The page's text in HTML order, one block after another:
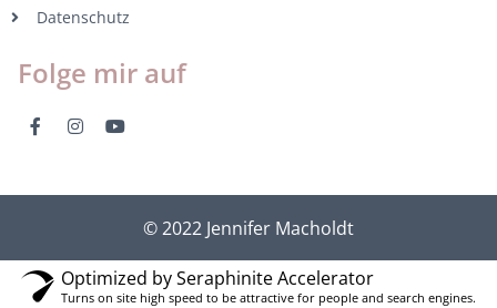
Datenschutz
Folge mir auf
© 2022 Jennifer Macholdt
Optimized by Seraphinite Accelerator
Turns on site high speed to be attractive for people and search engines.